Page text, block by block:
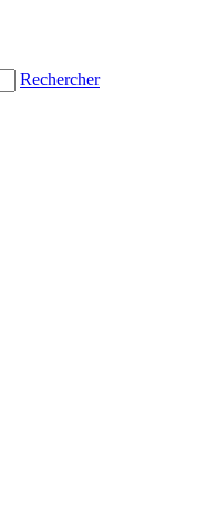
Rechercher